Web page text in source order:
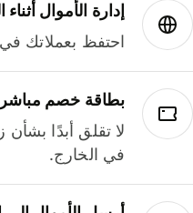
إدارة الأموال أثناء
احتفظ بعملاتك
بطاقة خصم مباشر
لا تقلق أبدًا
في الخارج.